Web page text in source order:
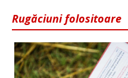
Rugăciuni folositoare